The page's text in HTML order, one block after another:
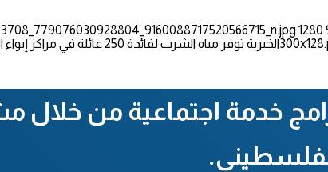
1280
الخيرية توفر مياه الشرب لفائدة 250 عائلة في مراكز إيواء النازحين في المنطقة الوسطى
خدمة اجتماعية من